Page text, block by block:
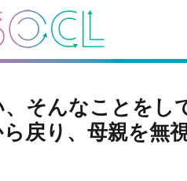
、そんなことをし
戻り、母親を無